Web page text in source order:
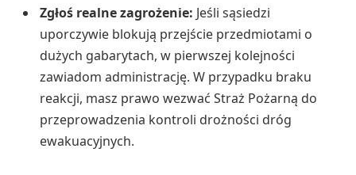
Zgłoś realne zagrożenie: Jeśli sąsiedzi
uporczywie blokują przejście przedmiotami o
dużych gabarytach, w pierwszej kolejności
zawiadom administrację. W przypadku braku
reakcji, masz prawo wezwać Straż Pożarną do
przeprowadzenia kontroli drożności dróg
ewakuacyjnych.